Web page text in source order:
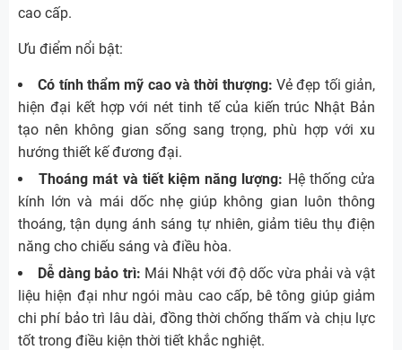
cao cấp.
Ưu điểm nổi bật:
Có tính thẩm mỹ cao và thời thượng:Vẻ đẹp tối giản,
hiện đại kết hợp với nét tinh tế của kiến trúc Nhật Bản
tạo nên không gian sống sang trọng, phù hợp với xu
hướng thiết kế đương đại.
Thoáng mát và tiết kiệm năng lượng: Hệ thống cửa
kính lớn và mái dốc nhẹ giúp không gian luôn thông
thoáng, tận dụng ánh sáng tự nhiên, giảm tiêu thụ điện
năng cho chiếu sáng và điều hòa.
Dễ dàng bảo trì: Mái Nhật với độ dốc vừa phải và vật
liệu hiện đại như ngói màu cao cấp, bê tông giúp giảm
chi phí bảo trì lâu dài, đồng thời chống thấm và chịu lực
tốt trong điều kiện thời tiết khắc nghiệt.